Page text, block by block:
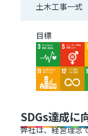
土木工事一式
目標
Image
Image
Image Image
SDGs達成に
弊社は、経営理念